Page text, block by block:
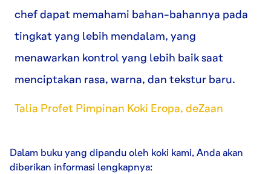
chef dapat memahami bahan-bahannya pada
tingkat yang lebih mendalam, yang
menawarkan kontrol yang lebih baik saat
menciptakan rasa, warna, dan tekstur baru.
Talia Profet Pimpinan Koki Eropa, deZaan
Dalam buku yang dipandu oleh koki kami, Anda akan
diberikan informasi lengkapnya: